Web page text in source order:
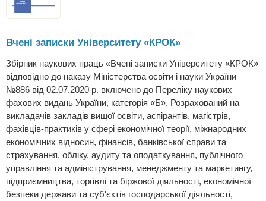
Вчені записки Університету «КРОК»
Збірник наукових праць «Вчені записки Університету «КРОК»
відповідно до наказу Міністерства освіти і науки України
№886 від 02.07.2020 р. включено до Переліку наукових
фахових видань України, категорія «Б». Розрахований на
викладачів закладів вищої освіти, аспірантів, магістрів,
фахівців-практиків у сфері економічної теорії, міжнародних
економічних відносин, фінансів, банківської справи та
страхування, обліку, аудиту та оподаткування, публічного
управління та адміністрування, менеджменту та маркетингу,
підприємництва, торгівлі та біржової діяльності, економічної
безпеки держави та суб'єктів господарської діяльності,